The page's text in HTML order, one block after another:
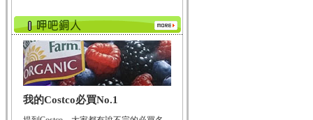
酸、迷迭香酸、植物...
咖啡
咖啡中的咖啡因會刺激
中樞神經系統，特別...
椰子
椰子含有糖類、脂肪、
我的Costco必買No.1